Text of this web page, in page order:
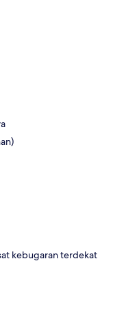
kebugaran terdekat